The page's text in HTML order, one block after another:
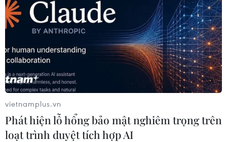
vietnamplus.vn
Phát hiện lỗ hổng bảo mật nghiêm trọng trên
loạt trình duyệt tích hợp AI